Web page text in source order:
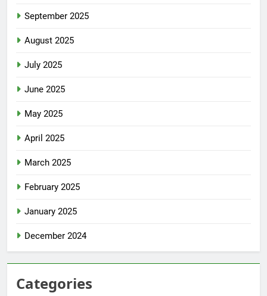
September 2025
August 2025
July 2025
June 2025
May 2025
April 2025
March 2025
February 2025
January 2025
December 2024
Categories